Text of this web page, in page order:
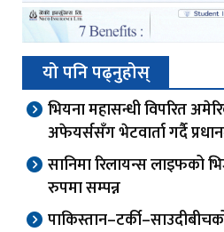
यो पनि पढ्नुहोस्
भियना महासन्धी विपरित
अफेयर्ससँग भेटवार्ता गर्दै
सानिमा रिलायन्स लाइफको
रुपमा सम्पन्न